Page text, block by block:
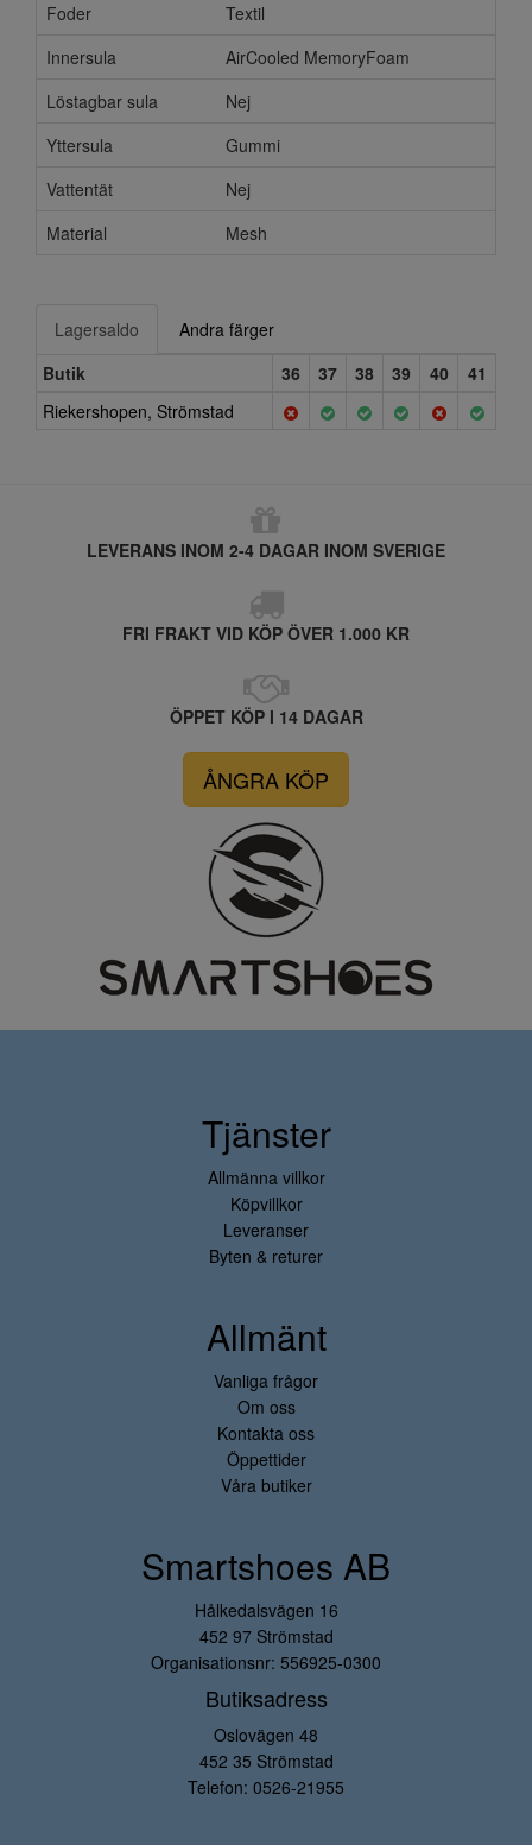
Foder
Textil
Innersula
AirCooled MemoryFoam
Löstagbar sula
Nej
Yttersula
Gummi
Vattentät
Nej
Material
Mesh
Lagersaldo
Andra färger
Butik
36 37 38 39 40
41
Riekershopen, Strömstad
LEVERANS INOM 2-4 DAGAR INOM SVERIGE
FRI FRAKT VID KÖP ÖVER 1.000 KR
ÖPPET KÖP I 14 DAGAR
ÅNGRA KÖP
Tjänster
Allmänna villkor
Köpvillkor
Leveranser
Byten & returer
Allmänt
Vanliga frågor
Om oss
Kontakta oss
Öppettider
Våra butiker
Smartshoes AB
Hålkedalsvägen 16
452 97 Strömstad
Organisationsnr: 556925-0300
Butiksadress
Oslovägen 48
452 35 Strömstad
Telefon: 0526-21955